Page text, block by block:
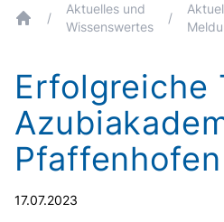
breadcrumb.home
/
Aktuelles und
Wissenswertes
/
Erfolgreiche
Pfaffenhofen
17.07.2023